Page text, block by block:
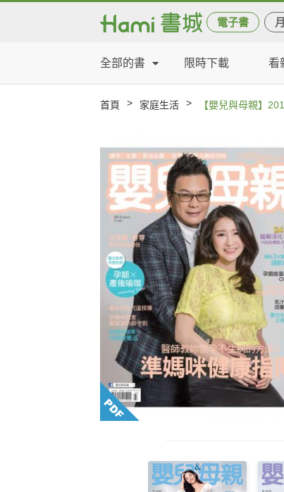
電子書
全部的書 限時下載 看
首頁 > 家庭生活 > 【嬰兒與母親】